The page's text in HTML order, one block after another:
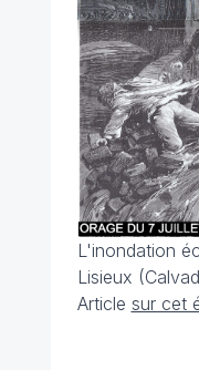
L'inondation
Lisieux
Article sur cet